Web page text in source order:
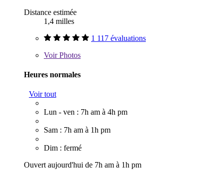
Distance estimée
1,4 milles
1 117 évaluations
VoirPhotos
Heures normales
Voir tout
Lun - ven : 7h am à 4h pm
Sam : 7h am à 1h pm
Dim : fermé
Ouvert aujourd'hui de 7h am à 1h pm